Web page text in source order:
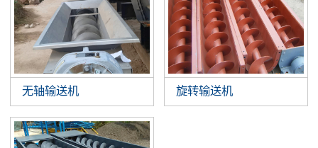
无轴输送机 旋转输送机